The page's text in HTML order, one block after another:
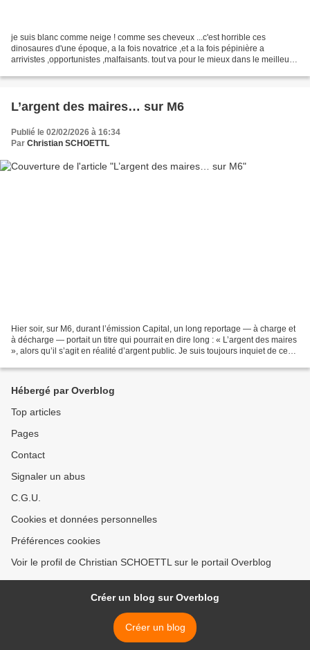
je suis blanc comme neige ! comme ses cheveux ...c'est horrible ces
dinosaures d'une époque, a la fois novatrice ,et a la fois pépinière a
arrivistes ,opportunistes ,malfaisants. tout va pour le mieux dans le meilleur
L’argent des maires… sur M6
Publié le 02/02/2026 à 16:34
Par Christian SCHOETTL
Hier soir, sur M6, durant l’émission Capital, un long reportage — à charge et
à décharge — portait un titre qui pourrait en dire long : « L’argent des maires
», alors qu’il s’agit en réalité d’argent public. Je suis toujours inquiet de ce
Hébergé par Overblog
Top articles
Pages
Contact
Signaler un abus
C.G.U.
Cookies et données personnelles
Préférences cookies
Voir le profil de Christian SCHOETTL sur le portail Overblog
Créer un blog sur Overblog
Créer un blog